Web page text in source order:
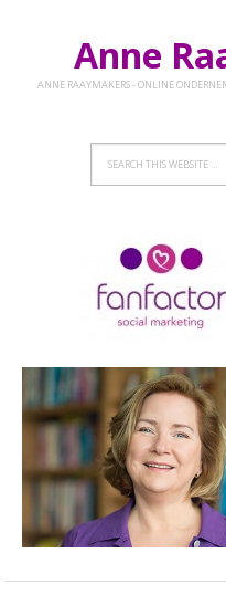
Anne
ANNE RAAYMAKERS - ONLINE